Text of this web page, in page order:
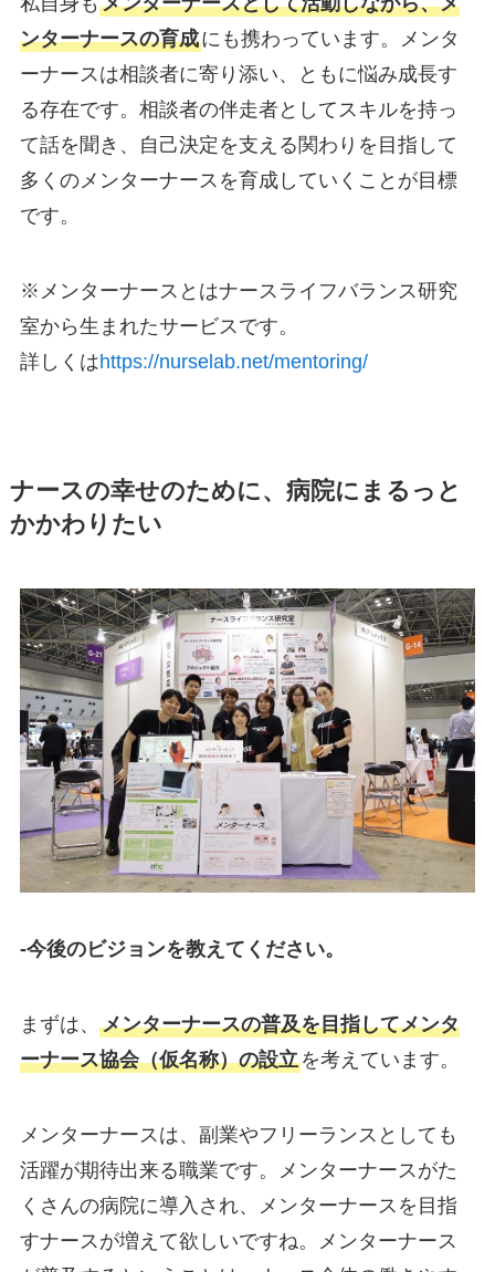
ンターナースの育成にも携わっています。メンタ
ーナースは相談者に寄り添い、ともに悩み成長す
る存在です。相談者の伴走者としてスキルを持っ
て話を聞き、自己決定を支える関わりを目指して
多くのメンターナースを育成していくことが目標
です。
※メンターナースとはナースライフバランス研究
室から生まれたサービスです。
詳しくはhttps://nurselab.net/mentoring/
ナースの幸せのために、病院にまるっと
かかわりたい
-今後のビジョンを教えてください。
まずは、 メンターナースの普及を目指してメンタ
ーナース協会（仮名称）の設立を考えています。
メンターナースは、副業やフリーランスとしても
活躍が期待出来る職業です。メンターナースがた
くさんの病院に導入され、メンターナースを目指
すナースが増えて欲しいですね。メンターナース